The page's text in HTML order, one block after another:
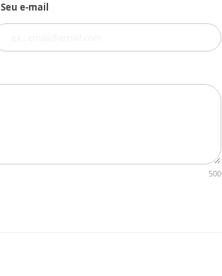
Seu e-mail
500